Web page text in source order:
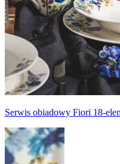
Serwis obiadowy Fiori 18-